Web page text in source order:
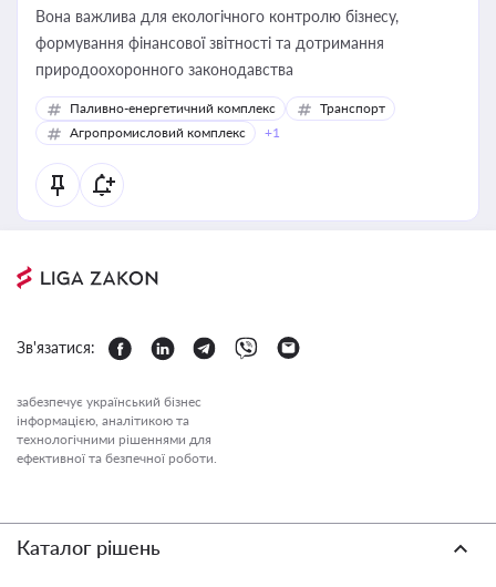
Вона важлива для екологічного контролю бізнесу,
формування фінансової звітності та дотримання
природоохоронного законодавства
Паливно-енергетичний комплекс
Транспорт
Агропромисловий комплекс
+1
Зв'язатися:
забезпечує український бізнес
інформацією, аналітикою та
технологічними рішеннями для
ефективної та безпечної роботи.
Каталог рішень